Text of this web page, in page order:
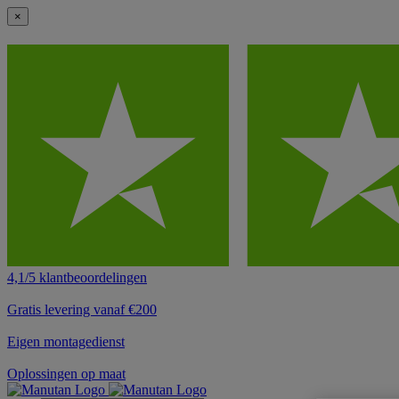
×
4,1/5 klantbeoordelingen
Gratis levering vanaf €200
Eigen montagedienst
Oplossingen op maat